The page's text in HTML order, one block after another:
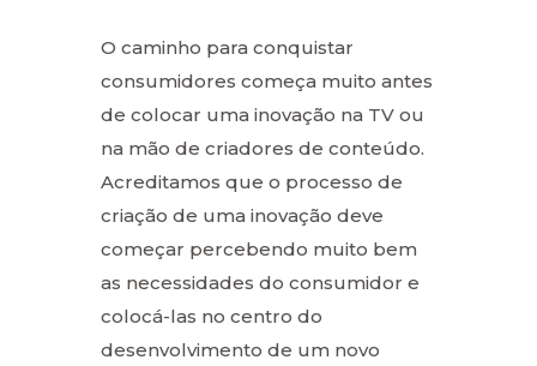
O caminho para conquistar
consumidores começa muito antes
de colocar uma inovação na TV ou
na mão de criadores de conteúdo.
Acreditamos que o processo de
criação de uma inovação deve
começar percebendo muito bem
as necessidades do consumidor e
colocá-las no centro do
desenvolvimento de um novo